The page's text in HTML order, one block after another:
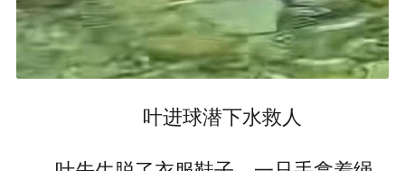
叶进球潜下水救人